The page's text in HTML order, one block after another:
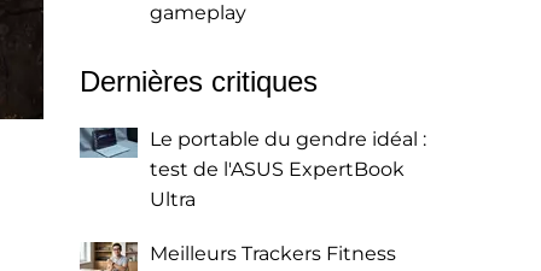
gameplay
Dernières critiques
Le portable du gendre idéal :
test de l'ASUS ExpertBook
Ultra
Meilleurs Trackers Fitness